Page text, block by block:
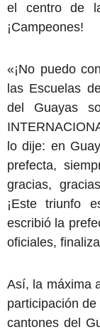
el centro de
¡Campeones!
«¡No puedo
las Escuelas
del Guayas
lo dije: en
prefecta,
gracias,
¡Este triunfo
escribió la
oficiales,
Así, la máxima
participación
cantones del